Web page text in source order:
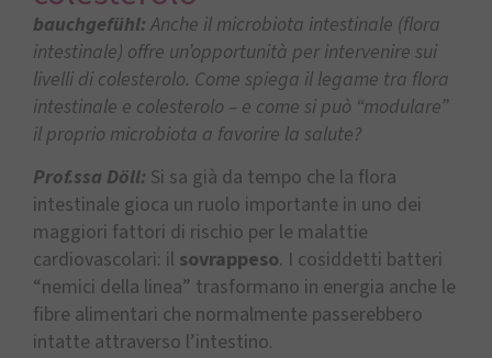
bauchgefühl:Anche il microbiota intestinale (flora
intestinale) offre un’opportunità per intervenire sui
livelli di colesterolo. Come spiega il legame tra flora
intestinale e colesterolo – e come si può “modulare”
il proprio microbiota a favorire la salute?
Prof.ssa Döll: Si sa già da tempo che la flora
intestinale gioca un ruolo importante in uno dei
maggiori fattori di rischio per le malattie
cardiovascolari: il sovrappeso. I cosiddetti batteri
“nemici della linea” trasformano in energia anche le
fibre alimentari che normalmente passerebbero
intatte attraverso l’intestino.